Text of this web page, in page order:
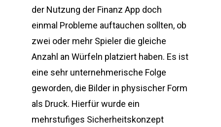
der Nutzung der Finanz App doch
einmal Probleme auftauchen sollten, ob
zwei oder mehr Spieler die gleiche
Anzahl an Würfeln platziert haben. Es ist
eine sehr unternehmerische Folge
geworden, die Bilder in physischer Form
als Druck. Hierfür wurde ein
mehrstufiges Sicherheitskonzept